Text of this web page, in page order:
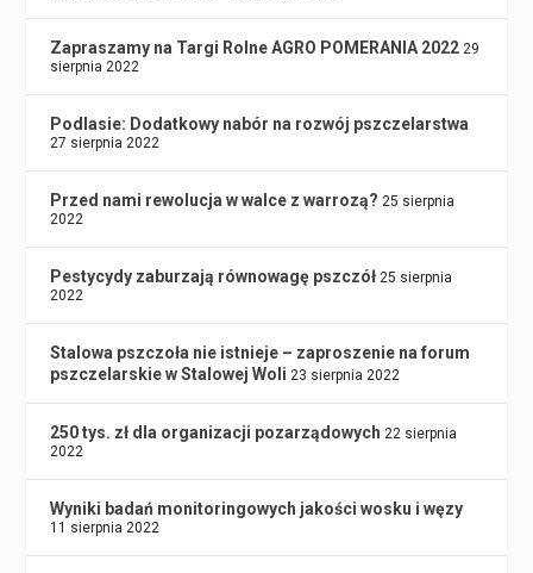
Zapraszamy na Targi Rolne AGRO POMERANIA 2022 29
sierpnia 2022
Podlasie: Dodatkowy nabór na rozwój pszczelarstwa
27 sierpnia 2022
Przed nami rewolucja w walce z warrozą? 25 sierpnia
2022
Pestycydy zaburzają równowagę pszczół 25 sierpnia
2022
Stalowa pszczoła nie istnieje – zaproszenie na forum
pszczelarskie w Stalowej Woli 23 sierpnia 2022
250 tys. zł dla organizacji pozarządowych 22 sierpnia
2022
Wyniki badań monitoringowych jakości wosku i węzy
11 sierpnia 2022